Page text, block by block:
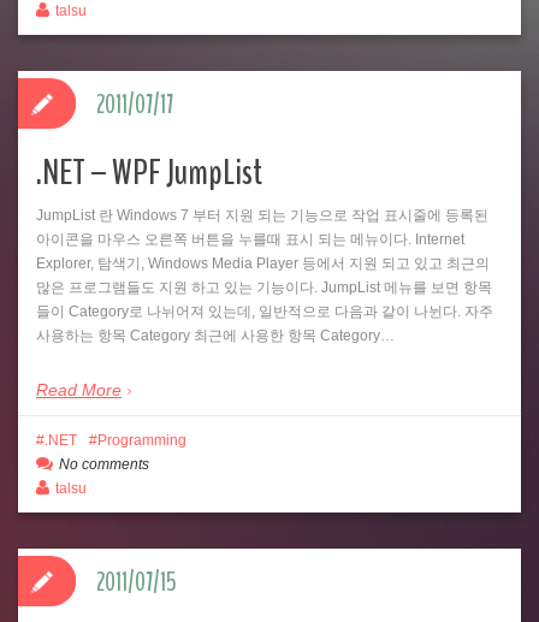
talsu
.NET – WPF JumpList
JumpList 란 Windows 7 부터 지원 되는 기능으로 작업 표시줄에 등록된
아이콘을 마우스 오른쪽 버튼을 누를때 표시 되는 메뉴이다. Internet
Explorer, 탐색기, Windows Media Player 등에서 지원 되고 있고 최근의
많은 프로그램들도 지원 하고 있는 기능이다. JumpList 메뉴를 보면 항목
들이 Category로 나뉘어져 있는데, 일반적으로 다음과 같이 나뉜다. 자주
사용하는 항목 Category 최근에 사용한 항목 Category…
Read More
2011/07/17
.NET
Programming
No comments
talsu
2011/07/15